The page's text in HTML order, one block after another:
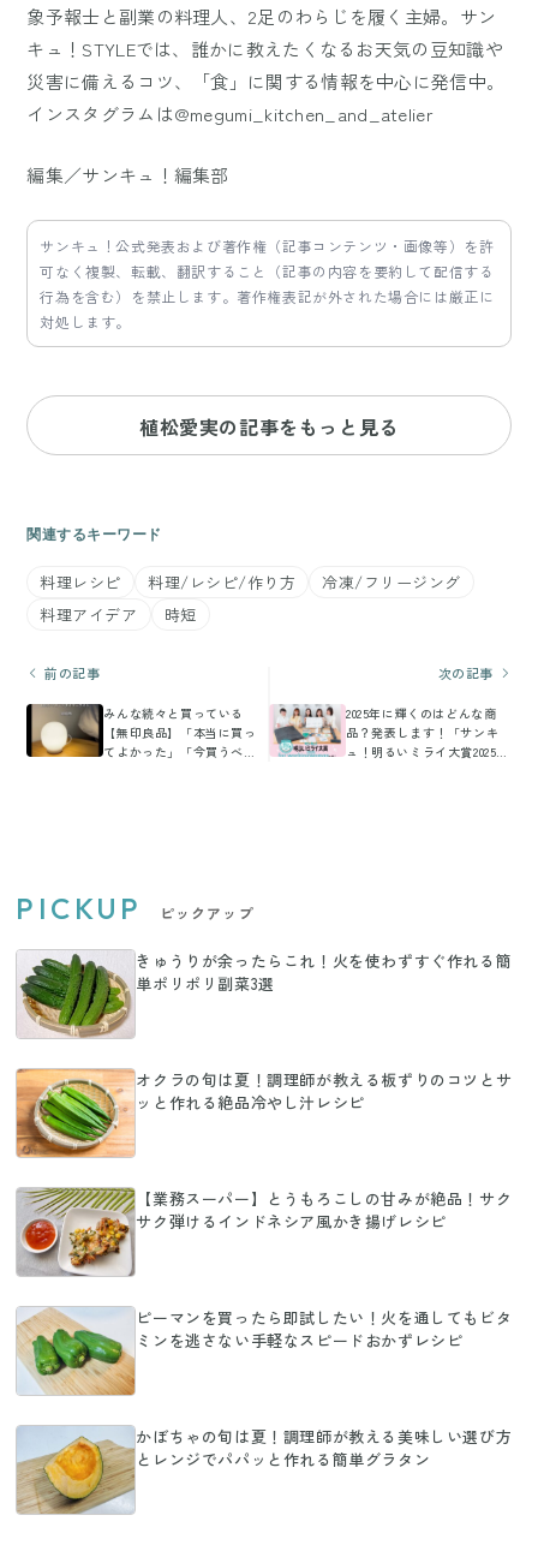
象予報士と副業の料理人、2足のわらじを履く主婦。サン
キュ！STYLEでは、誰かに教えたくなるお天気の豆知識や
災害に備えるコツ、「食」に関する情報を中心に発信中。
インスタグラムは@megumi_kitchen_and_atelier
編集／サンキュ！編集部
サンキュ！公式発表および著作権（記事コンテンツ・画像等）を許
可なく複製、転載、翻訳すること（記事の内容を要約して配信する
行為を含む）を禁止します。著作権表記が外された場合には厳正に
対処します。
植松愛実の記事をもっと見る
関連するキーワード
料理レシピ 料理/レシピ/作り方
冷凍/フリージング
料理アイデア
時短
前の記事
みんな続々と買っている
【無印良品】「本当に買っ
てよかった」「今買うべ
次の記事
2025年に輝くのはどんな商
品？発表します！「サンキ
ュ！明るいミライ大賞2025
PICKUP ピックアップ
きゅうりが余ったらこれ！火を使わずすぐ作れる簡
単ポリポリ副菜3選
オクラの旬は夏！調理師が教える板ずりのコツとサ
ッと作れる絶品冷やし汁レシピ
【業務スーパー】とうもろこしの甘みが絶品！サク
サク弾けるインドネシア風かき揚げレシピ
ピーマンを買ったら即試したい！火を通してもビタ
ミンを逃さない手軽なスピードおかずレシピ
かぼちゃの旬は夏！調理師が教える美味しい選び方
とレンジでパパッと作れる簡単グラタン